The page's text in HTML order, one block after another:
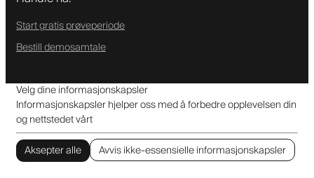
Start gratis prøveperiode
Bestill demosamtale
Velg dine informasjonskapsler
Informasjonskapsler hjelper oss med å forbedre opplevelsen din
og nettstedet vårt
Aksepter alle
Avvis ikke-essensielle informasjonskapsler